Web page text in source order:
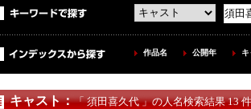
作品名 公開年
キャスト：「 須田喜久代 」の人名検索結果 13 件